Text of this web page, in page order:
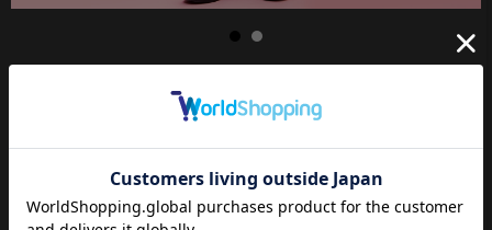
シンプルになりがちなサマーシーズンにアクセントをもたらせて
くれるノースリーブスタイルのフーディージャケット/ベストス
ックスで着れる一着。
かなりストレッチ感あるニュアンスとパリっとした触感が上品な